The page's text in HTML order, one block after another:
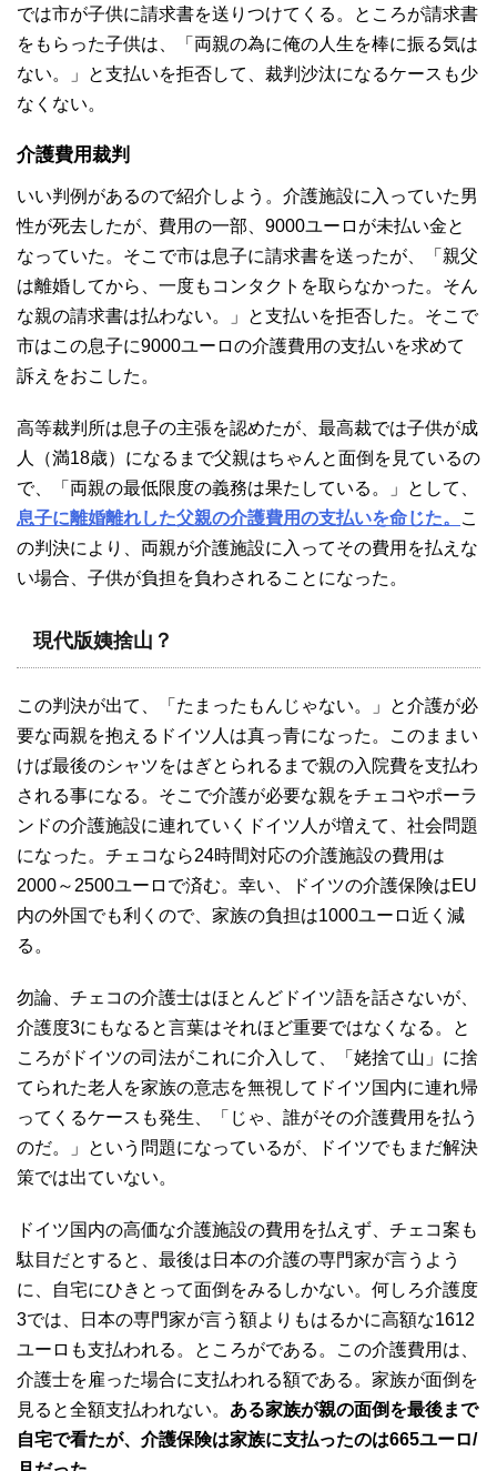
では市が子供に請求書を送りつけてくる。ところが請求書
をもらった子供は、「両親の為に俺の人生を棒に振る気は
ない。」と支払いを拒否して、裁判沙汰になるケースも少
なくない。
介護費用裁判
いい判例があるので紹介しよう。介護施設に入っていた男
性が死去したが、費用の一部、9000ユーロが未払い金と
なっていた。そこで市は息子に請求書を送ったが、「親父
は離婚してから、一度もコンタクトを取らなかった。そん
な親の請求書は払わない。」と支払いを拒否した。そこで
市はこの息子に9000ユーロの介護費用の支払いを求めて
訴えをおこした。
高等裁判所は息子の主張を認めたが、最高裁では子供が成
人（満18歳）になるまで父親はちゃんと面倒を見ているの
で、「両親の最低限度の義務は果たしている。」として、
息子に離婚離れした父親の介護費用の支払いを命じた。
こ
の判決により、両親が介護施設に入ってその費用を払えな
い場合、子供が負担を負わされることになった。
現代版姨捨山？
この判決が出て、「たまったもんじゃない。」と介護が必
要な両親を抱えるドイツ人は真っ青になった。このままい
けば最後のシャツをはぎとられるまで親の入院費を支払わ
される事になる。そこで介護が必要な親をチェコやポーラ
ンドの介護施設に連れていくドイツ人が増えて、社会問題
になった。チェコなら24時間対応の介護施設の費用は
2000～2500ユーロで済む。幸い、ドイツの介護保険はEU
内の外国でも利くので、家族の負担は1000ユーロ近く減
る。
勿論、チェコの介護士はほとんどドイツ語を話さないが、
介護度3にもなると言葉はそれほど重要ではなくなる。と
ころがドイツの司法がこれに介入して、「姥捨て山」に捨
てられた老人を家族の意志を無視してドイツ国内に連れ帰
ってくるケースも発生、「じゃ、誰がその介護費用を払う
のだ。」という問題になっているが、ドイツでもまだ解決
策では出ていない。
ドイツ国内の高価な介護施設の費用を払えず、チェコ案も
駄目だとすると、最後は日本の介護の専門家が言うよう
に、自宅にひきとって面倒をみるしかない。何しろ介護度
3では、日本の専門家が言う額よりもはるかに高額な1612
ユーロも支払われる。ところがである。この介護費用は、
介護士を雇った場合に支払われる額である。家族が面倒を
見ると全額支払われない。 ある家族が親の面倒を最後まで
自宅で看たが、介護保険は家族に支払ったのは665ユーロ/